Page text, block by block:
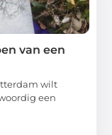
van een
wilt
een